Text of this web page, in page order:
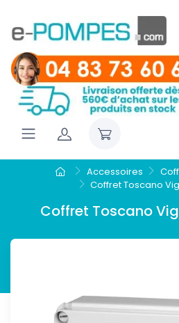
Accessoires
Coffret Toscano
Coffret Toscano